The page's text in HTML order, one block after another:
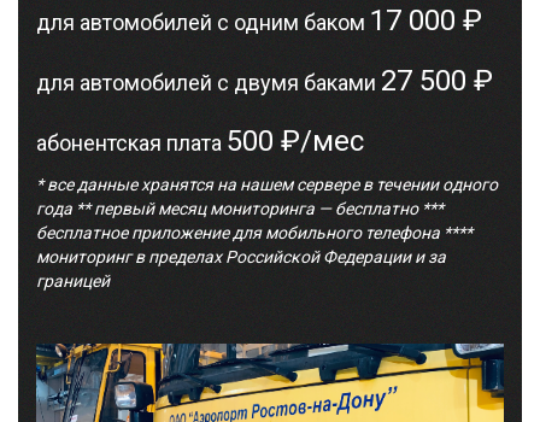
для автомобилей с одним баком17 000 ₽
для автомобилей с двумя баками 27 500 ₽
абонентская плата 500 ₽/мес
* все данные хранятся на нашем сервере в течении одного
года ** первый месяц мониторинга — бесплатно ***
бесплатное приложение для мобильного телефона ****
мониторинг в пределах Российской Федерации и за
границей